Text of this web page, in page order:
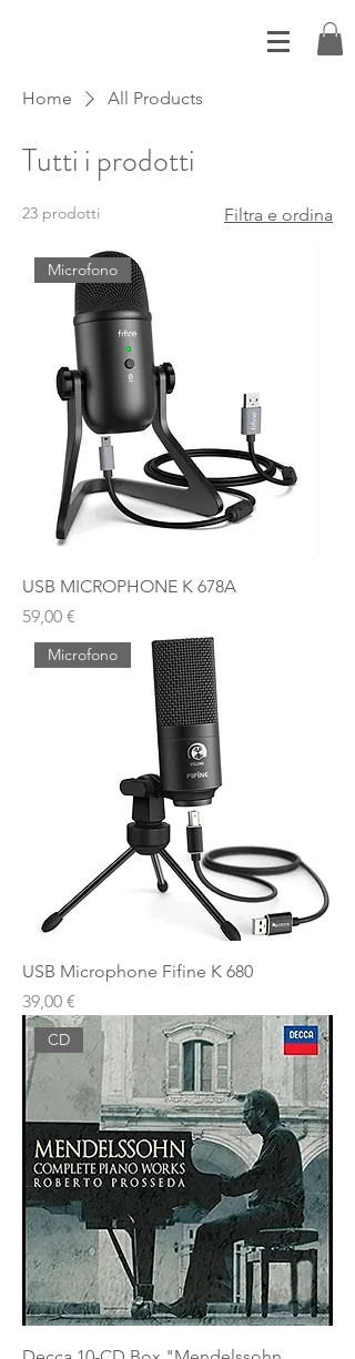
Home All Products
Tutti i prodotti
23 prodotti Filtra e ordina
Microfono
USB MICROPHONE K 678A
Prezzo
59,00 €
Microfono
USB Microphone Fifine K 680
Prezzo
39,00 €
CD